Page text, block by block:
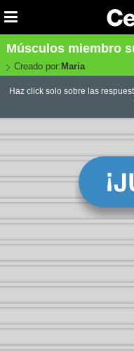
Músculos miembro
Creado por: Maria
Haz click solo sobre las